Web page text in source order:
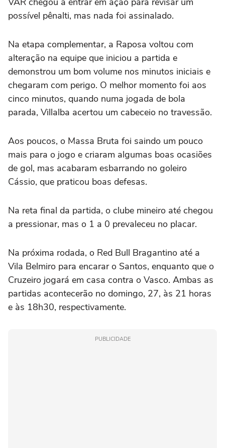
possível pênalti, mas nada foi assinalado.
Na etapa complementar, a Raposa voltou com
alteração na equipe que iniciou a partida e
demonstrou um bom volume nos minutos iniciais e
chegaram com perigo. O melhor momento foi aos
cinco minutos, quando numa jogada de bola
parada, Villalba acertou um cabeceio no travessão.
Aos poucos, o Massa Bruta foi saindo um pouco
mais para o jogo e criaram algumas boas ocasiões
de gol, mas acabaram esbarrando no goleiro
Cássio, que praticou boas defesas.
Na reta final da partida, o clube mineiro até chegou
a pressionar, mas o 1 a 0 prevaleceu no placar.
Na próxima rodada, o Red Bull Bragantino até a
Vila Belmiro para encarar o Santos, enquanto que o
Cruzeiro jogará em casa contra o Vasco. Ambas as
partidas acontecerão no domingo, 27, às 21 horas
e às 18h30, respectivamente.
PUBLICIDADE